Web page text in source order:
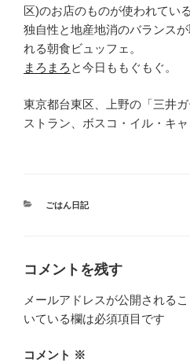
区)のお店のものが使われている
独自性と地産地消のバランス
れる朝食ビュッフェ。
まろまろ と今日ももぐもぐ。
東京都台東区、上野の「三井
ストラン、ボスコ・イル・キャ
カ
ごはん日記
コメントを残す
メールアドレスが公開されるこ
いている欄は必須項目です
コメント ※